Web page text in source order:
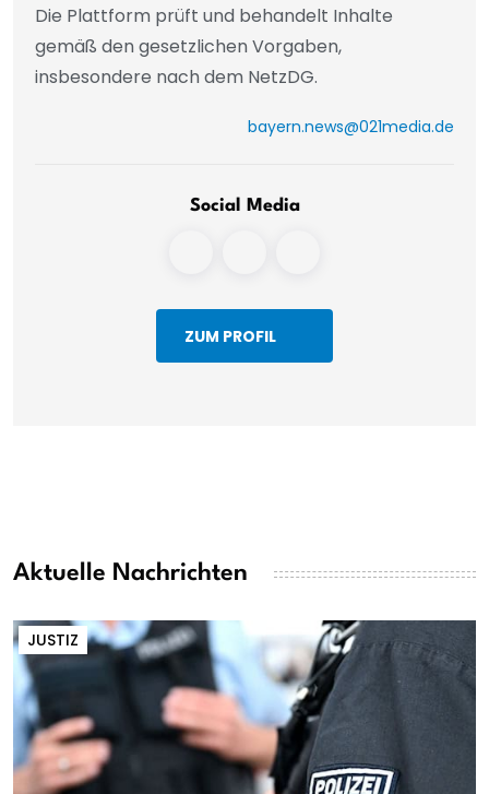
Die Plattform prüft und behandelt Inhalte
gemäß den gesetzlichen Vorgaben,
insbesondere nach dem NetzDG.
bayern.news@021media.de
Social Media
ZUM PROFIL
Aktuelle Nachrichten
JUSTIZ